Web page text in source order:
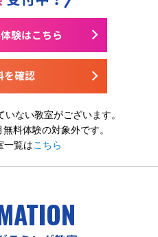
を確認
験はこちら
ない教室がございます。
料体験の対象外です。
一覧はこちら